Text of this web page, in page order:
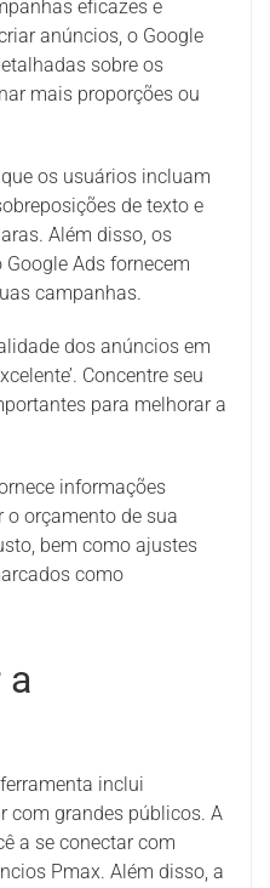
eficazes e
anúncios, o Google
sobre os
mais proporções ou
os usuários incluam
de texto e
Além disso, os
Ads fornecem
campanhas.
dos anúncios em
Concentre seu
para melhorar a
informações
orçamento de sua
bem como ajustes
como
a
inclui
com grandes públicos. A
a se conectar com
Pmax. Além disso, a